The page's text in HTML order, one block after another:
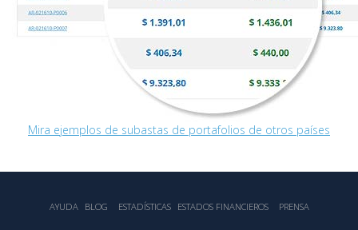
Mira ejemplos de subastas de portafolios de otros países
AYUDA BLOG ESTADÍSTICA‎S ESTADOS FINANCIEROS PRENSA